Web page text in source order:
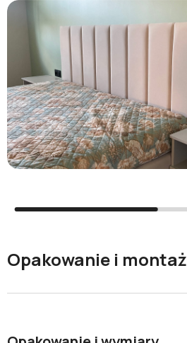
Opakowanie i montaż